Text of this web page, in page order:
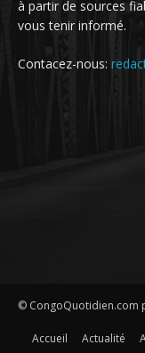
à partir de sources
vous tenir informé.
Contacez-nous:
© CongoQuotidien.com
Accueil Actualité